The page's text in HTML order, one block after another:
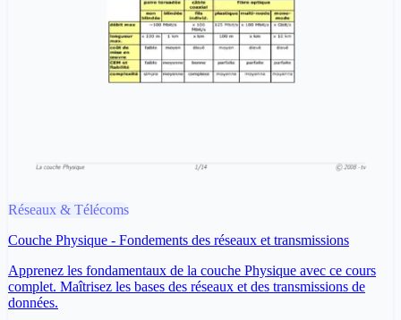
Réseaux & Télécoms
Couche Physique - Fondements des réseaux et transmissions
Apprenez les fondamentaux de la couche Physique avec ce cours
complet. Maîtrisez les bases des réseaux et des transmissions de
données.